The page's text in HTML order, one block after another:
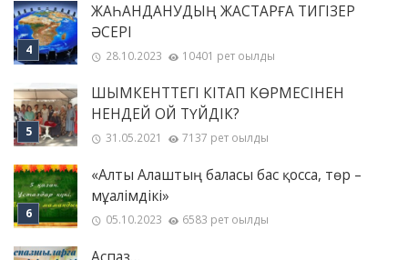
ЖАҺАНДАНУДЫҢ ЖАСТАРҒА ТИГІЗЕР
ӘСЕРІ
28.10.2023 10401 рет оқылды
ШЫМКЕНТТЕГІ КІТАП КӨРМЕСІНЕН
НЕНДЕЙ ОЙ ТҮЙДІК?
31.05.2021 7137 рет оқылды
«Алты Алаштың баласы бас қосса, төр –
мұғалімдікі»
05.10.2023 6583 рет оқылды